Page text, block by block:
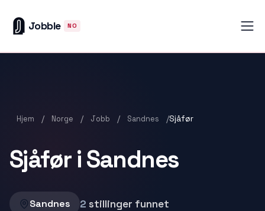
Jobble NO
Hjem / Norge / Jobb / Sandnes /Sjåfør
Sjåfør i Sandnes
Sandnes 2 stillinger funnet